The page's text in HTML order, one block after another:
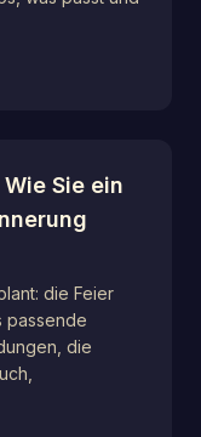
Sie ein
die Feier
passende
die